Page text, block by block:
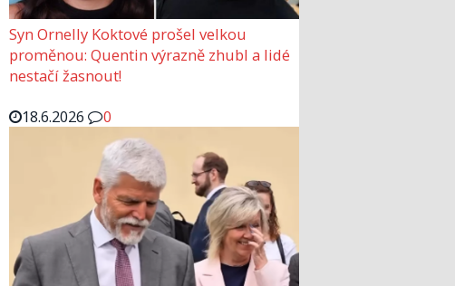
Syn Ornelly Koktové prošel velkou
proměnou: Quentin výrazně zhubl a lidé
nestačí žasnout!
18.6.2026
0